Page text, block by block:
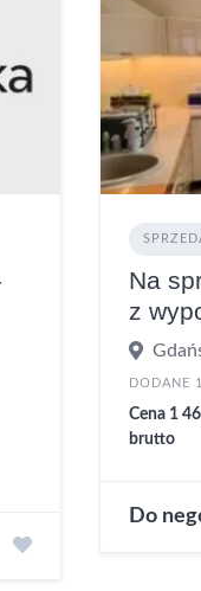
Na
z
DODANE
Cena 1
brutto
Do